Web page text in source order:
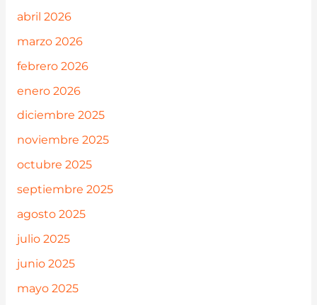
abril 2026
marzo 2026
febrero 2026
enero 2026
diciembre 2025
noviembre 2025
octubre 2025
septiembre 2025
agosto 2025
julio 2025
junio 2025
mayo 2025